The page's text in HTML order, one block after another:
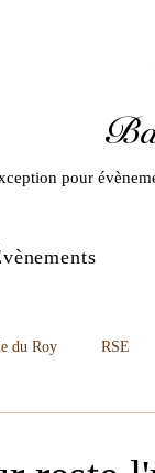
pour
du Roy RSE